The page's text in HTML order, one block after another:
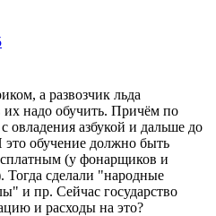
а развозчик льда
надо обучить. Причём по
овладения азбукой и дальше до
обучение должно быть
(у фонарщиков и
Тогда сделали "народные
и пр. Сейчас государство
и расходы на это?